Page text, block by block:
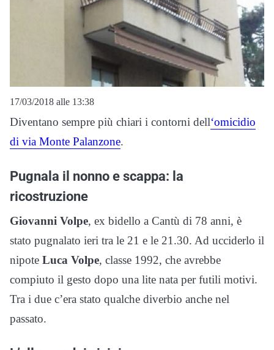
17/03/2018 alle 13:38
Diventano sempre più chiari i contorni dell‘omicidio
di via Monte Palanzone.
Pugnala il nonno e scappa: la
ricostruzione
Giovanni Volpe, ex bidello a Cantù di 78 anni, è
stato pugnalato ieri tra le 21 e le 21.30. Ad ucciderlo il
nipote Luca Volpe, classe 1992, che avrebbe
compiuto il gesto dopo una lite nata per futili motivi.
Tra i due c’era stato qualche diverbio anche nel
passato.